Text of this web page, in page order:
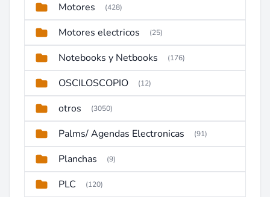
Motores (428)
Motores electricos (25)
Notebooks y Netbooks (176)
OSCILOSCOPIO (12)
otros (3050)
Palms/ Agendas Electronicas (91)
Planchas (9)
PLC (120)